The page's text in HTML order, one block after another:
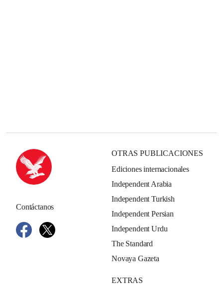
Contáctanos
OTRAS PUBLICACIONES
Ediciones internacionales
Independent Arabia
Independent Turkish
Independent Persian
Independent Urdu
The Standard
Novaya Gazeta
EXTRAS